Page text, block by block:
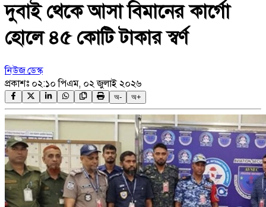
দুবাই থেকে আসা বিমানের কার্গো
হোলে ৪৫ কোটি টাকার স্বর্ণ
নিউজ ডেস্ক
প্রকাশঃ ০২:১০ পিএম, ০২ জুলাই ২০২৬
অ- অ+